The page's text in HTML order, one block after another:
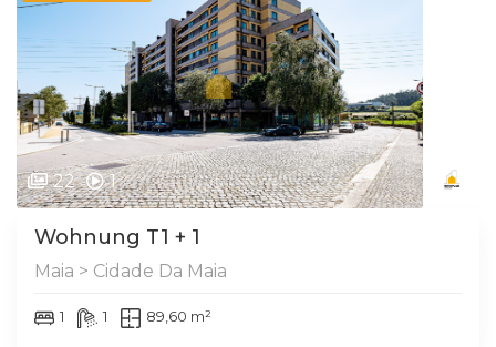
22 1
Wohnung T1 + 1
Maia > Cidade Da Maia
1 1 89,60 m²